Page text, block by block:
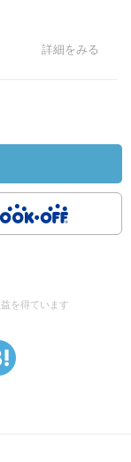
詳細をみる
を得ています